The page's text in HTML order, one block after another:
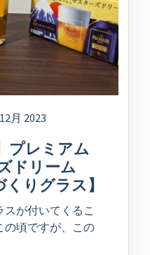
月 2023
プレミアム
ドリーム
くりグラス】
が付いてくるこ
の頃ですが、この